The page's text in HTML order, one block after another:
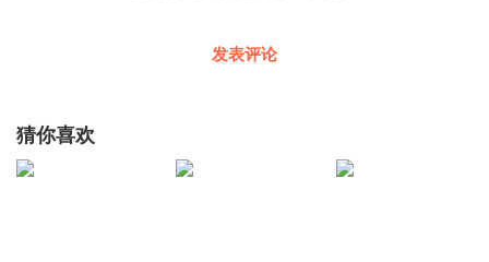
发表评论
猜你喜欢